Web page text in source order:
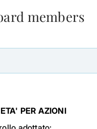
members
PER AZIONI